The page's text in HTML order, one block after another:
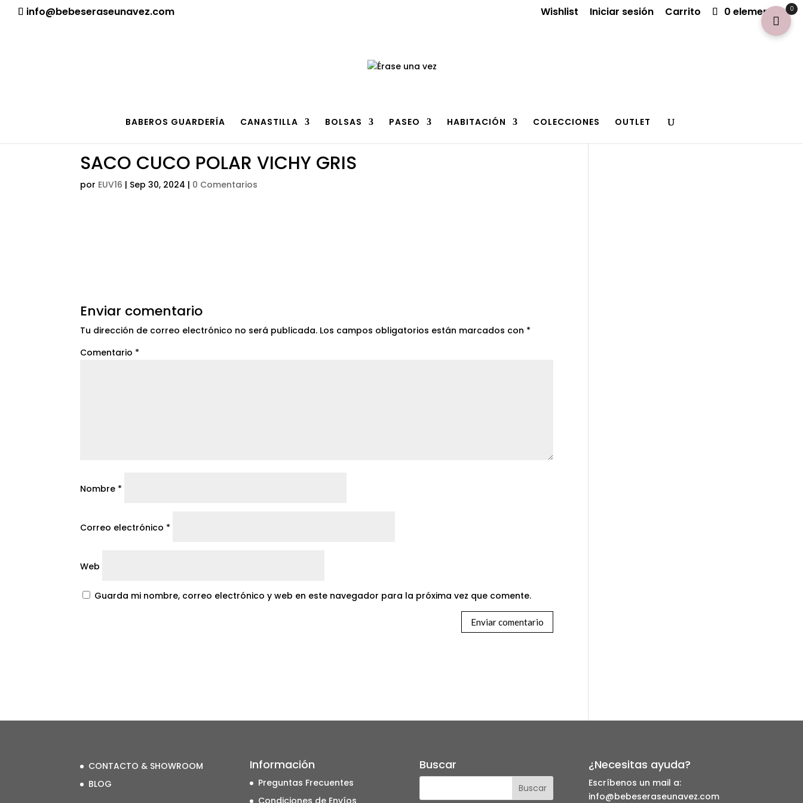
¡Aviso importante para tod@s! Si necesitan más información
info@bebeseraseunavez.com Wishlist Iniciar sesión Carrito 0 elementos
BABEROS GUARDERÍA CANASTILLA BOLSAS PASEO HABITACIÓN COLECCIONES OUTLET
SACO CUCO POLAR VICHY GRIS
por EUV16 | Sep 30, 2024 | 0 Comentarios
Enviar comentario
Tu dirección de correo electrónico no será publicada. Los campos obligatorios están marcados con *
Comentario *
Nombre *
Correo electrónico *
Web
Guarda mi nombre, correo electrónico y web en este navegador para la próxima vez que comente.
CONTACTO & SHOWROOM
BLOG
Información
Preguntas Frecuentes
Condiciones de Envíos
Buscar ¿Necesitas ayuda?
Escríbenos un mail a:
info@bebeseraseunavez.com
0